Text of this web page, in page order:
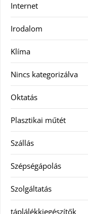
Internet
Irodalom
Klíma
Nincs kategorizálva
Oktatás
Plasztikai műtét
Szállás
Szépségápolás
Szolgáltatás
táplálékkiegészítők